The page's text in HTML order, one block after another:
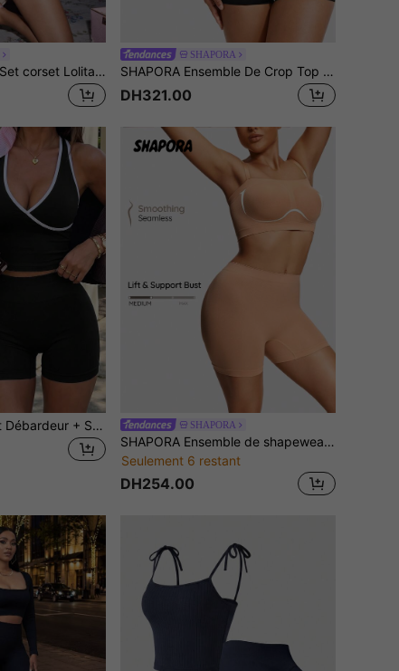
FairyFlirt 2 pièces Set corset Lolita Kawaii en satin à fleurs et dentelle croisée, rose et blanc
SHAPORA
SHAPORA Ensemble De Crop Top Et Jupe Et Body Shaper Pour Femme
DH321.00
Ensemble de sport Débardeur + Short, Leggings moulants pour femmes, Contrôle du ventre et modelage du corps, Levage des hanches amincissant, Léger et respirant pour un port quotidien, Tenue d'Halloween pour femmes SHAPORA
SHAPORA Ensemble de shapewear femme composé d'un débardeur court et d'un short de couleur unie
Seulement 6 restant
DH254.00